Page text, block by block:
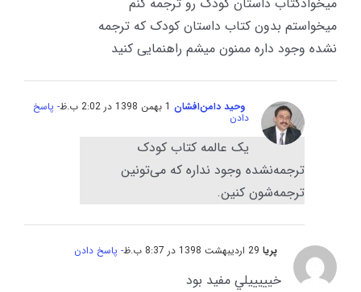
میخواستم بدون کتاب داستان کودک که ترجمه
نشده وجود داره ممنون میشم راهنمایی کنید
وحید دامن‌افشان - پاسخ
دادن
یک عالمه کتاب کودک
ترجمه‌نشده وجود نداره که می‌تونین
ترجمه‌شون کنین.
پريا - پاسخ دادن
خيييييلي مفيد بود